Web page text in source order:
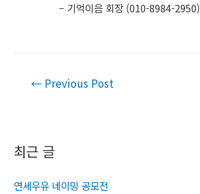
최근 글
연세우유 네이밍 공모전
– 기억이음 회장 (010-8984-2950) ​
Post
← Previous Post